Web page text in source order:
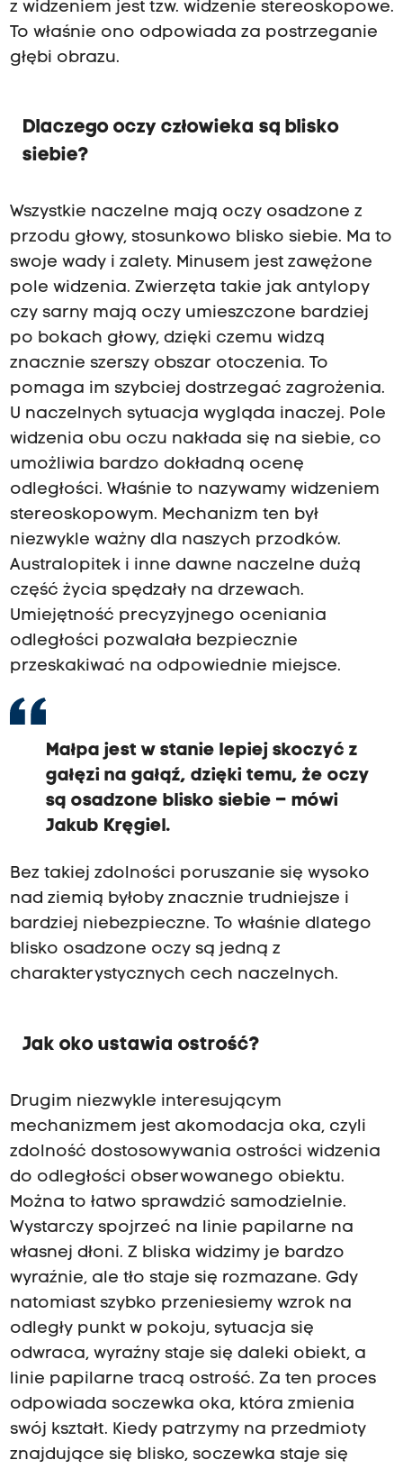
z widzeniem jest tzw. widzenie stereoskopowe.
To właśnie ono odpowiada za postrzeganie
głębi obrazu.
Dlaczego oczy człowieka są blisko
siebie?
Wszystkie naczelne mają oczy osadzone z
przodu głowy, stosunkowo blisko siebie. Ma to
swoje wady i zalety. Minusem jest zawężone
pole widzenia. Zwierzęta takie jak antylopy
czy sarny mają oczy umieszczone bardziej
po bokach głowy, dzięki czemu widzą
znacznie szerszy obszar otoczenia. To
pomaga im szybciej dostrzegać zagrożenia.
U naczelnych sytuacja wygląda inaczej. Pole
widzenia obu oczu nakłada się na siebie, co
umożliwia bardzo dokładną ocenę
odległości. Właśnie to nazywamy widzeniem
stereoskopowym. Mechanizm ten był
niezwykle ważny dla naszych przodków.
Australopitek i inne dawne naczelne dużą
część życia spędzały na drzewach.
Umiejętność precyzyjnego oceniania
odległości pozwalała bezpiecznie
przeskakiwać na odpowiednie miejsce.
Małpa jest w stanie lepiej skoczyć z
gałęzi na gałąź, dzięki temu, że oczy
są osadzone blisko siebie – mówi
Jakub Kręgiel.
Bez takiej zdolności poruszanie się wysoko
nad ziemią byłoby znacznie trudniejsze i
bardziej niebezpieczne. To właśnie dlatego
blisko osadzone oczy są jedną z
charakterystycznych cech naczelnych.
Jak oko ustawia ostrość?
Drugim niezwykle interesującym
mechanizmem jest akomodacja oka, czyli
zdolność dostosowywania ostrości widzenia
do odległości obserwowanego obiektu.
Można to łatwo sprawdzić samodzielnie.
Wystarczy spojrzeć na linie papilarne na
własnej dłoni. Z bliska widzimy je bardzo
wyraźnie, ale tło staje się rozmazane. Gdy
natomiast szybko przeniesiemy wzrok na
odległy punkt w pokoju, sytuacja się
odwraca, wyraźny staje się daleki obiekt, a
linie papilarne tracą ostrość. Za ten proces
odpowiada soczewka oka, która zmienia
swój kształt. Kiedy patrzymy na przedmioty
znajdujące się blisko, soczewka staje się